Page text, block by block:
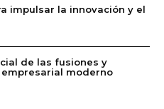
impulsar la innovación y el
de las fusiones y
moderno